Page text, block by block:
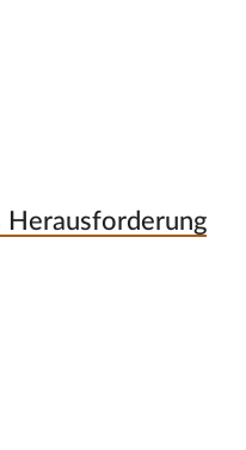
Herausforderung